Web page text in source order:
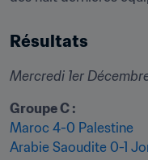
Résultats
Mercredi 1er
Groupe C :
Maroc 4-0 Palestine
Arabie Saoudite 0-1